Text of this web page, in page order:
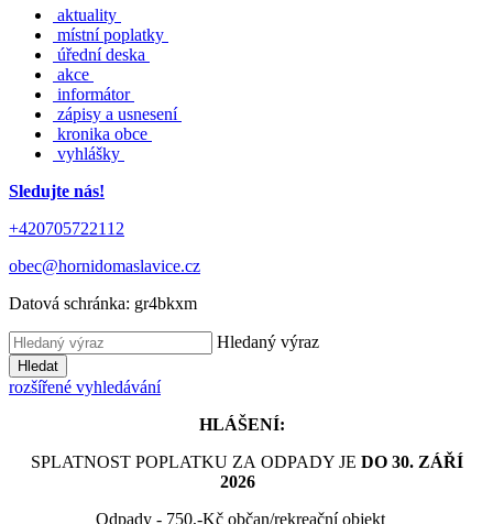
aktuality
místní poplatky
úřední deska
akce
informátor
zápisy a usnesení
kronika obce
vyhlášky
Sledujte nás!
+420705722112
obec@hornidomaslavice.cz
Datová schránka: gr4bkxm
Hledaný výraz
Hledat
rozšířené vyhledávání
HLÁŠENÍ:
SPLATNOST POPLATKU ZA ODPADY JE DO 30. ZÁŘÍ
2026
Odpady - 750,-Kč občan/rekreační objekt